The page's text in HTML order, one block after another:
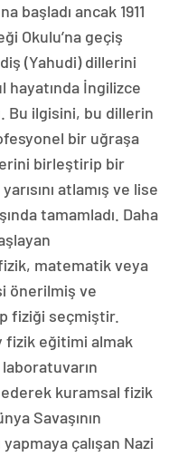
başladı ancak 1911
Okulu’na geçiş
(Yahudi) dillerini
İngilizce
Bu ilgisini, bu dillerin
bir uğraşa
birleştirip bir
atlamış ve lise
tamamladı. Daha
matematik veya
önerilmiş ve
fiziği seçmiştir.
fizik eğitimi almak
ederek kuramsal fizik
Savaşının
çalışan Nazi